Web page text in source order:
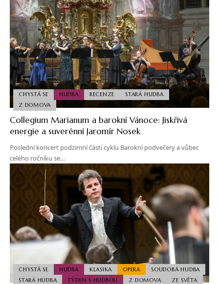
CHYSTÁ SE HUDBA RECENZE
STARÁ HUDBA
Z DOMOVA
Collegium Marianum a barokní Vánoce: Jiskřivá
energie a suverénní Jaromír Nosek
Poslední koncert podzimní části cyklu Barokní podvečery a vůbec
celého ročníku se…
CHYSTÁ SE HUDBA KLASIKA OPERA
SOUDOBÁ HUDBA
STARÁ HUDBA
TÝDEN S HUDBOU Z DOMOVA ZE SVĚTA